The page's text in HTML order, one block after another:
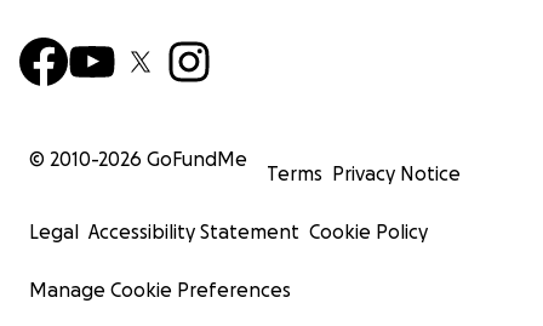
© 2010-2026 GoFundMe
Terms Privacy Notice
Legal Accessibility Statement Cookie Policy
Manage Cookie Preferences